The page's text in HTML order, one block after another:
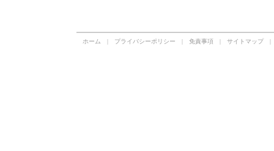
ホーム | プライバシーポリシー | 免責事項 | サイトマップ